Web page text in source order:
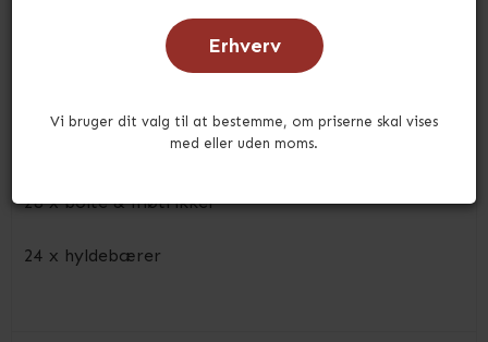
Erhverv
Vi bruger dit valg til at bestemme, om priserne skal vises
med eller uden moms.
6 x reolsøjlefødder
28 x bolte & møtrikker
24 x hyldebærer